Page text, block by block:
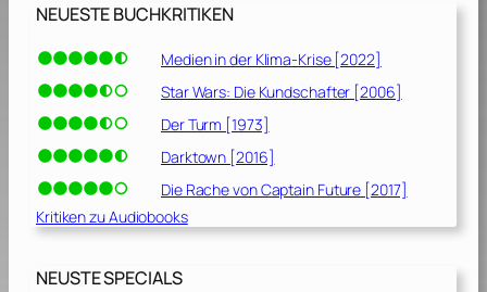
NEUESTE BUCHKRITIKEN
Medien in der Klima-Krise [2022]
Star Wars: Die Kundschafter [2006]
Der Turm [1973]
Darktown [2016]
Die Rache von Captain Future [2017]
Kritiken zu Audiobooks
NEUSTE SPECIALS